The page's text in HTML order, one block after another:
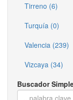
Tirreno (6)
Turquía (0)
Valencia (239)
Vizcaya (34)
Buscador